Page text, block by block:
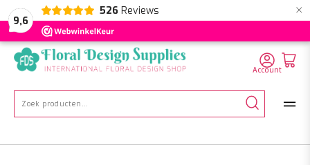
9,6
526 Reviews ×
NL EN DE
Zoeken
Account